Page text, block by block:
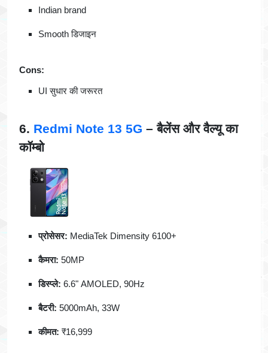
Indian brand
Smooth डिजाइन
Cons:
UI सुधार की जरूरत
6. Redmi Note 13 5G – बैलेंस और वैल्यू का
कॉम्बो
प्रोसेसर: MediaTek Dimensity 6100+
कैमरा: 50MP
डिस्प्ले: 6.6" AMOLED, 90Hz
बैटरी: 5000mAh, 33W
कीमत: ₹16,999